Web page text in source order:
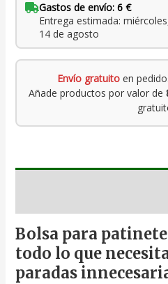
Gastos de envío: 6 €
Entrega estimada:
14 de agosto
Envío gratuito en
Añade productos por valor de
Bolsa para
todo lo que
paradas